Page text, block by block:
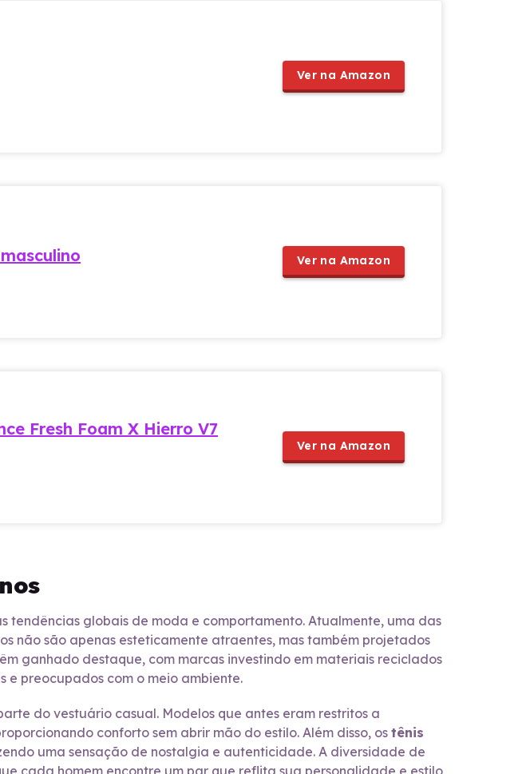
Ver na Amazon
Ver na Amazon
Fresh Foam X Hierro V7
Ver na Amazon
tendências globais de moda e comportamento. Atualmente, uma das
não são apenas esteticamente atraentes, mas também projetados
ganhado destaque, com marcas investindo em materiais reciclados
e preocupados com o meio ambiente.
do vestuário casual. Modelos que antes eram restritos a
conforto sem abrir mão do estilo. Além disso, os tênis
uma sensação de nostalgia e autenticidade. A diversidade de